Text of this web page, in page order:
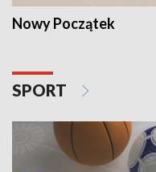
Nowy Początek
SPORT